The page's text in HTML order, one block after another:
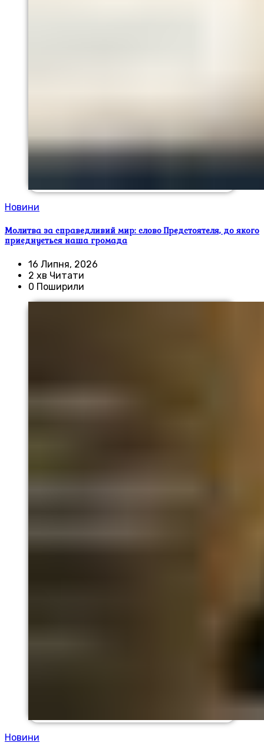
Новини
Молитва за справедливий мир: слово Предстоятеля, до якого
приєднується наша громада
16 Липня, 2026
2 хв Читати
0 Поширили
Новини